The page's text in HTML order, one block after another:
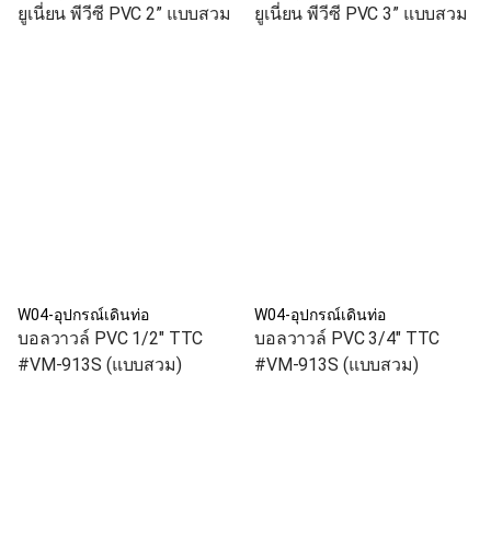
ยูเนี่ยน พีวีซี PVC 2” แบบสวม ยูเนี่ยน พีวีซี PVC 3” แบบสวม
W04-อุปกรณ์เดินท่อ
บอลวาวล์ PVC 1/2" TTC
#VM-913S (แบบสวม)
W04-อุปกรณ์เดินท่อ
บอลวาวล์ PVC 3/4" TTC
#VM-913S (แบบสวม)